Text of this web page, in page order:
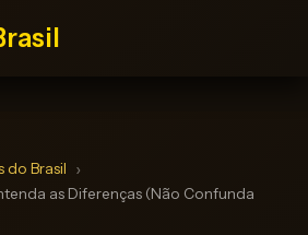
do Brasil
as Diferenças (Não Confunda